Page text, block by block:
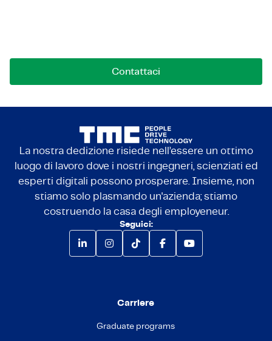
Contattaci
La nostra dedizione risiede nell’essere un ottimo
luogo di lavoro dove i nostri ingegneri, scienziati ed
esperti digitali possono prosperare. Insieme, non
stiamo solo plasmando un'azienda; stiamo
costruendo la casa degli employeneur.
Seguici:
Carriere
Graduate programs